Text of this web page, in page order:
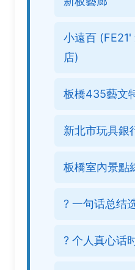
小遠百 (FE21'
店)
板橋435藝文
新北市玩具銀
板橋室內景點
? 一句话总结
? 个人真心话